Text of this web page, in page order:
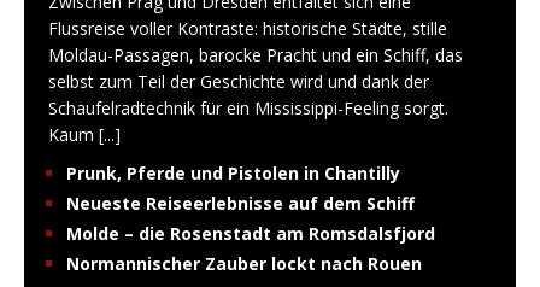
Flussreise voller Kontraste: historische Städte, stille
Moldau-Passagen, barocke Pracht und ein Schiff, das
selbst zum Teil der Geschichte wird und dank der
Schaufelradtechnik für ein Mississippi-Feeling sorgt.
Kaum [...]
Prunk, Pferde und Pistolen in Chantilly
Neueste Reiseerlebnisse auf dem Schiff
Molde – die Rosenstadt am Romsdalsfjord
Normannischer Zauber lockt nach Rouen